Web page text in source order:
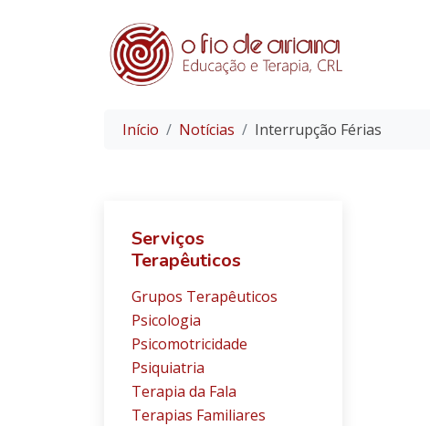
Início Notícias Interrupção Férias
Serviços
Terapêuticos
Grupos Terapêuticos
Psicologia
Psicomotricidade
Psiquiatria
Terapia da Fala
Terapias Familiares